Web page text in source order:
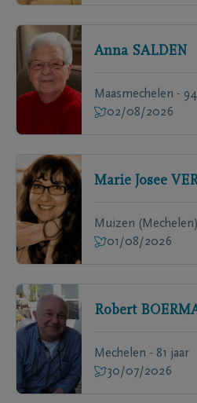
Anna SALDEN
Maasmechelen -
02/08/2026
Marie Josee
Muizen
01/08/2026
Robert
Mechelen - 81 jaar
30/07/2026